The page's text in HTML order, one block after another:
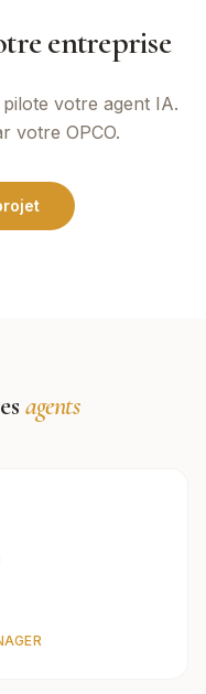
entreprise
votre agent IA.
votre OPCO.
agents